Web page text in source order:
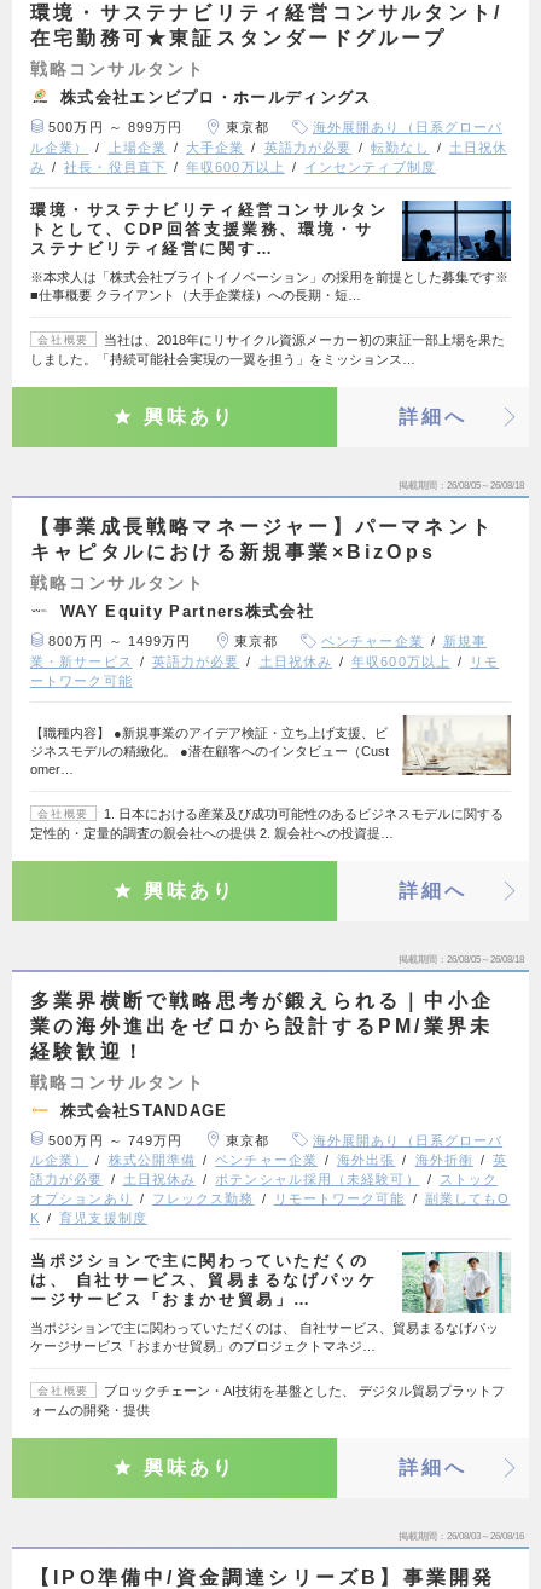
環境・サステナビリティ経営コンサルタント/
在宅勤務可★東証スタンダードグループ
戦略コンサルタント
株式会社エンビプロ・ホールディングス
500万円 ～ 899万円 東京都
海外展開あり（日系グローバ
ル企業）
上場企業 大手企業 英語力が必要 転勤なし
土日祝休
み
社長・役員直下 年収600万以上 インセンティブ制度
環境・サステナビリティ経営コンサルタン
トとして、CDP回答支援業務、環境・サ
ステナビリティ経営に関す…
※本求人は「株式会社ブライトイノベーション」の採用を前提とした募集です※
■仕事概要 クライアント（大手企業様）への長期・短…
会社概要
当社は、2018年にリサイクル資源メーカー初の東証一部上場を果た
しました。「持続可能社会実現の一翼を担う」をミッションス…
興味あり 詳細へ
掲載期間 26/08/05～26/08/18
【事業成長戦略マネージャー】パーマネント
キャピタルにおける新規事業×BizOps
戦略コンサルタント
WAY Equity Partners株式会社
800万円 ～ 1499万円 東京都 ベンチャー企業
新規事
業・新サービス
英語力が必要 土日祝休み 年収600万以上
リモ
ートワーク可能
【職種内容】 ●新規事業のアイデア検証・立ち上げ支援、ビ
ジネスモデルの精緻化。 ●潜在顧客へのインタビュー（Cust
omer…
会社概要
1. 日本における産業及び成功可能性のあるビジネスモデルに関する
定性的・定量的調査の親会社への提供 2. 親会社への投資提…
興味あり 詳細へ
掲載期間 26/08/05～26/08/18
多業界横断で戦略思考が鍛えられる｜中小企
業の海外進出をゼロから設計するPM/業界未
経験歓迎！
戦略コンサルタント
株式会社STANDAGE
500万円 ～ 749万円 東京都
海外展開あり（日系グローバ
ル企業）
株式公開準備 ベンチャー企業 海外出張 海外折衝
英
語力が必要
土日祝休み ポテンシャル採用（未経験可）
ストック
オプションあり
フレックス勤務 リモートワーク可能
副業してもO
K
育児支援制度
当ポジションで主に関わっていただくの
は、 自社サービス、貿易まるなげパッケ
ージサービス「おまかせ貿易」…
当ポジションで主に関わっていただくのは、 自社サービス、貿易まるなげパッ
ケージサービス「おまかせ貿易」のプロジェクトマネジ…
会社概要
ブロックチェーン・AI技術を基盤とした、 デジタル貿易プラットフ
ォームの開発・提供
興味あり 詳細へ
掲載期間 26/08/03～26/08/16
【IPO準備中/資金調達シリーズB】事業開発